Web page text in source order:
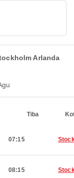
Arlanda
Tiba
07:15
08:15